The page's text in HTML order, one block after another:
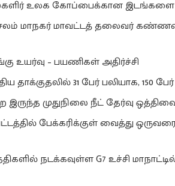
உலக கோப்பைக்கான இடங்களை
மாநகர் மாவட்டத் தலைவர் கண்ணன்
உயர்வு – பயணிகள் அதிர்ச்சி
31 பேர் பலியாக, 150
முதுநிலை நீட் தேர்வு
பேக்கரிக்குள் வைத்து
நடக்கவுள்ள G7 உச்சி